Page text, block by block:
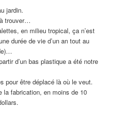
jardin.
trouver…
en milieu tropical, ça n’est
durée de vie d’un an tout au
d’un bas plastique a été notre
pour être déplacé là où le veut.
la fabrication, en moins de 10